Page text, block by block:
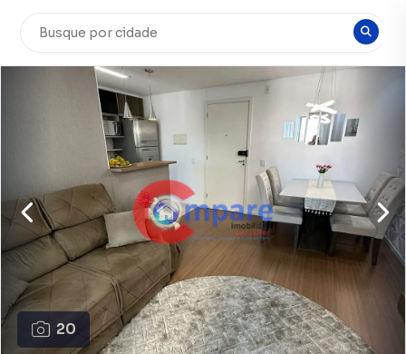
20